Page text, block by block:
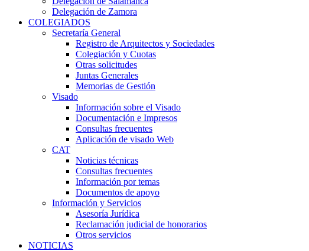
Delegación de Zamora
COLEGIADOS
Secretaría General
Registro de Arquitectos y Sociedades
Colegiación y Cuotas
Otras solicitudes
Juntas Generales
Memorias de Gestión
Visado
Información sobre el Visado
Documentación e Impresos
Consultas frecuentes
Aplicación de visado Web
CAT
Noticias técnicas
Consultas frecuentes
Información por temas
Documentos de apoyo
Información y Servicios
Asesoría Jurídica
Reclamación judicial de honorarios
Otros servicios
NOTICIAS